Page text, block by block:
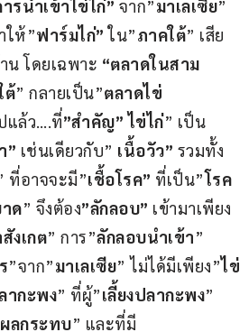
รนำเข้าไข่ไก่” จาก”มาเลเซีย”
ให้”ฟาร์มไก่” ใน”ภาคใต้” เสีย
น โดยเฉพาะ “ตลาดในสาม
ต้” กลายเป็น”ตลาดไข่
แล้ว….ที่”สำคัญ” ไข่ไก่” เป็น
” เช่นเดียวกับ” เนื้อวัว” รวมทั้ง
ที่อาจจะมี”เชื้อโรค” ที่เป็น”โรค
ด” จึงต้อง”ลักลอบ” เข้ามาเพียง
งเกต” การ”ลักลอบนำเข้า”
”จาก”มาเลเซีย” ไม่ได้มีเพียง”ไข่
ากะพง” ที่ผู้”เลี้ยงปลากะพง”
ลกระทบ” และที่มี